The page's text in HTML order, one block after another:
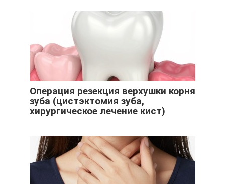
Операция резекция верхушки корня
зуба (цистэктомия зуба,
хирургическое лечение кист)